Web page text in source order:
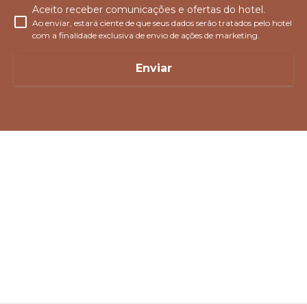
Aceito receber comunicações e ofertas do hotel.
Ao enviar, estará ciente de que seus dados serão tratados pelo hotel
com a finalidade exclusiva de envio de ações de marketing.
Enviar